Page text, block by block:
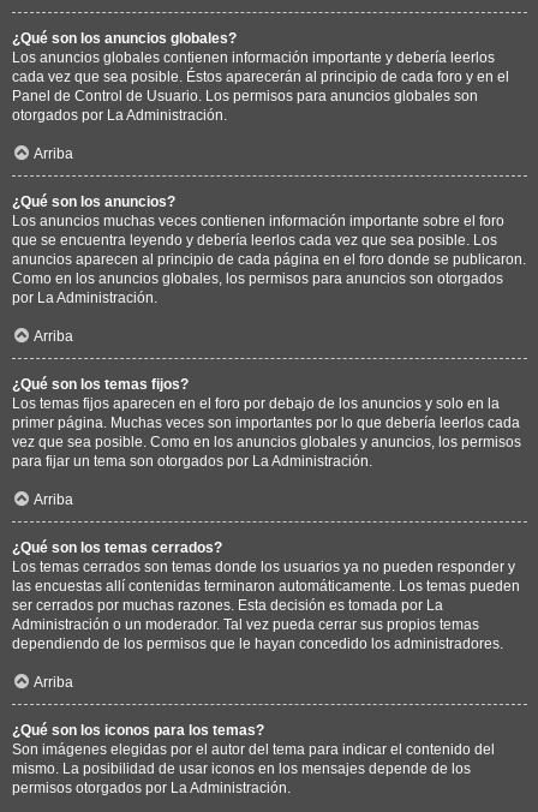
¿Qué son los anuncios globales?
Los anuncios globales contienen información importante y debería leerlos
cada vez que sea posible. Éstos aparecerán al principio de cada foro y en el
Panel de Control de Usuario. Los permisos para anuncios globales son
otorgados por La Administración.
Arriba
¿Qué son los anuncios?
Los anuncios muchas veces contienen información importante sobre el foro
que se encuentra leyendo y debería leerlos cada vez que sea posible. Los
anuncios aparecen al principio de cada página en el foro donde se publicaron.
Como en los anuncios globales, los permisos para anuncios son otorgados
por La Administración.
Arriba
¿Qué son los temas fijos?
Los temas fijos aparecen en el foro por debajo de los anuncios y solo en la
primer página. Muchas veces son importantes por lo que debería leerlos cada
vez que sea posible. Como en los anuncios globales y anuncios, los permisos
para fijar un tema son otorgados por La Administración.
Arriba
¿Qué son los temas cerrados?
Los temas cerrados son temas donde los usuarios ya no pueden responder y
las encuestas allí contenidas terminaron automáticamente. Los temas pueden
ser cerrados por muchas razones. Esta decisión es tomada por La
Administración o un moderador. Tal vez pueda cerrar sus propios temas
dependiendo de los permisos que le hayan concedido los administradores.
Arriba
¿Qué son los iconos para los temas?
Son imágenes elegidas por el autor del tema para indicar el contenido del
mismo. La posibilidad de usar iconos en los mensajes depende de los
permisos otorgados por La Administración.